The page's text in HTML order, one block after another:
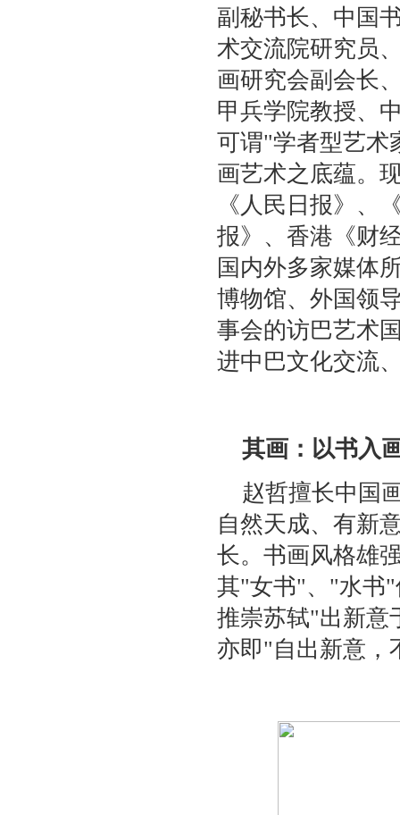
副秘书长、中国
术交流院研究员
画研究会副会长
甲兵学院教授、
可谓"学者型艺术
画艺术之底蕴。
《人民日报》、
报》、香港《财
国内外多家媒体
博物馆、外国领
事会的访巴艺术
进中巴文化交流
其画：以书入
赵哲擅长中国
自然天成、有新
长。书画风格雄
其"女书"、"水书"
推崇苏轼"出新意
亦即"自出新意，